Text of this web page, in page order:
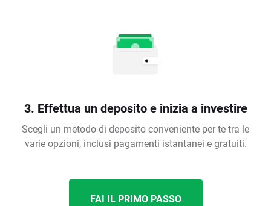
3. Effettua un deposito e inizia a investire
Scegli un metodo di deposito conveniente per te tra le
varie opzioni, inclusi pagamenti istantanei e gratuiti.
FAI IL PRIMO PASSO